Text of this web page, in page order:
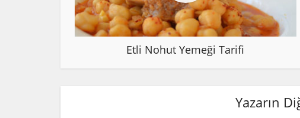
Etli Nohut Yemeği Tarifi
Yazarın